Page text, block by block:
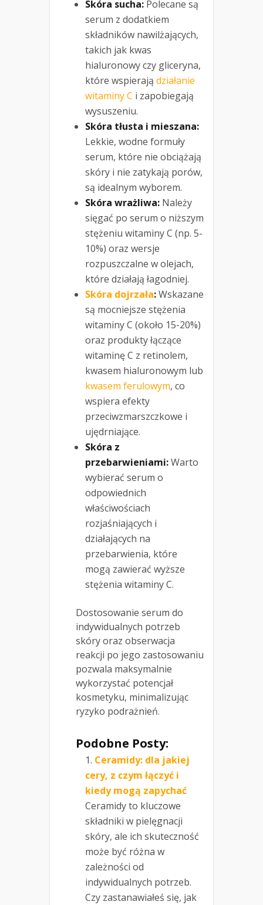
Skóra sucha: Polecane są
serum z dodatkiem
składników nawilżających,
takich jak kwas
hialuronowy czy gliceryna,
które wspierają działanie
witaminy C i zapobiegają
wysuszeniu.
Skóra tłusta i mieszana:
Lekkie, wodne formuły
serum, które nie obciążają
skóry i nie zatykają porów,
są idealnym wyborem.
Skóra wrażliwa: Należy
sięgać po serum o niższym
stężeniu witaminy C (np. 5-
10%) oraz wersje
rozpuszczalne w olejach,
które działają łagodniej.
Skóra dojrzała:Wskazane
są mocniejsze stężenia
witaminy C (około 15-20%)
oraz produkty łączące
witaminę C z retinolem,
kwasem hialuronowym lub
kwasem ferulowym, co
wspiera efekty
przeciwzmarszczkowe i
ujędrniające.
Skóra z
przebarwieniami:Warto
wybierać serum o
odpowiednich
właściwościach
rozjaśniających i
działających na
przebarwienia, które
mogą zawierać wyższe
stężenia witaminy C.
Dostosowanie serum do
indywidualnych potrzeb
skóry oraz obserwacja
reakcji po jego zastosowaniu
pozwala maksymalnie
wykorzystać potencjał
kosmetyku, minimalizując
ryzyko podrażnień.
Podobne Posty:
Ceramidy: dla jakiej
cery, z czym łączyć i
kiedy mogą zapychać
Ceramidy to kluczowe
składniki w pielęgnacji
skóry, ale ich skuteczność
może być różna w
zależności od
indywidualnych potrzeb.
Czy zastanawiałeś się, jak